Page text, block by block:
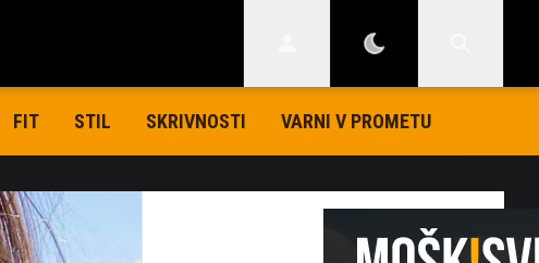
FIT STIL SKRIVNOSTI VARNI V PROMETU